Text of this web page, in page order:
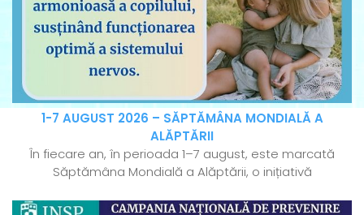
1-7 AUGUST 2026 – SĂPTĂMÂNA MONDIALĂ A
ALĂPTĂRII
În fiecare an, în perioada 1–7 august, este marcată
Săptămâna Mondială a Alăptării, o inițiativă